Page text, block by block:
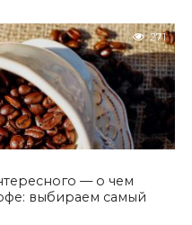
271
— о чем
выбираем самый